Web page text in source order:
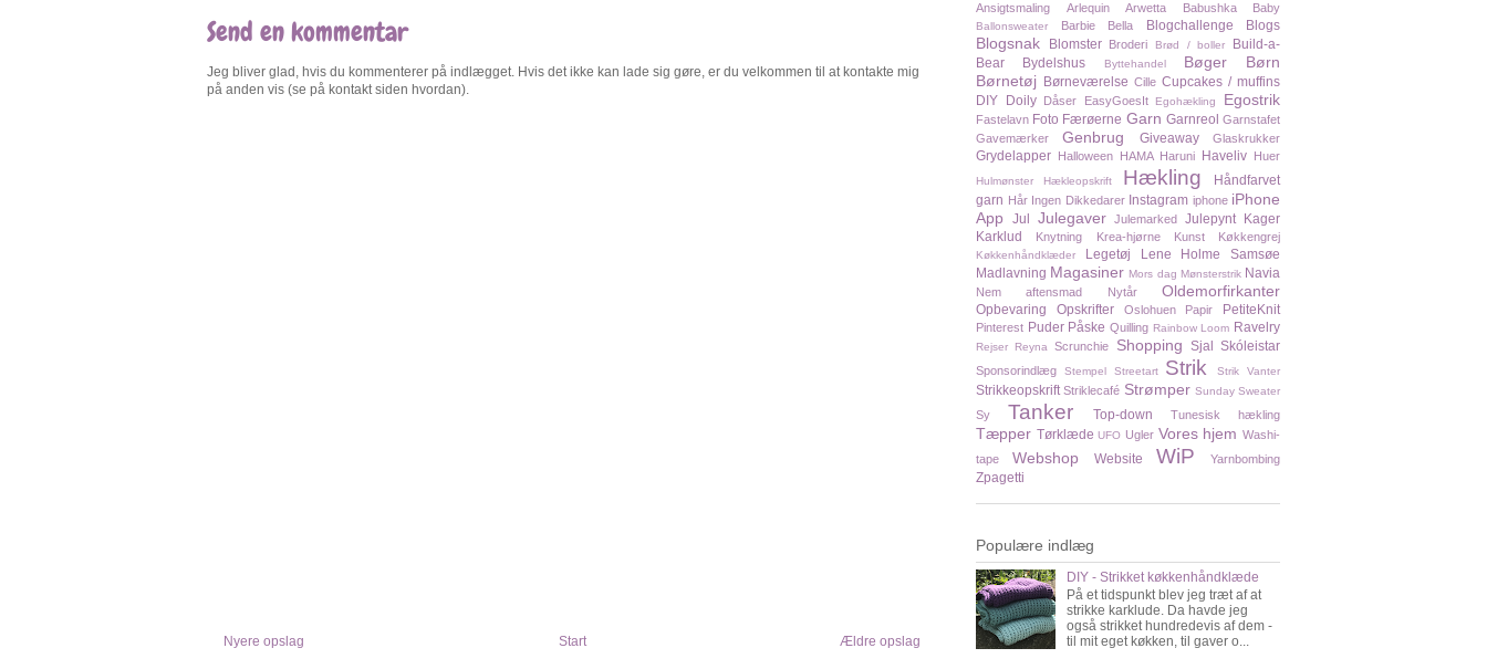
Send en kommentar
Jeg bliver glad, hvis du kommenterer på indlægget. Hvis det ikke kan lade sig gøre, er du velkommen til at kontakte mig
på anden vis (se på kontakt siden hvordan).
Nyere opslag Ældre opslag
Start
Ansigtsmaling Arlequin Arwetta Babushka Baby
Ballonsweater Barbie Bella Blogchallenge Blogs
Blogsnak Blomster Broderi Brød / boller
Build-a-
Bear
Bydelshus Byttehandel Bøger
Børn
Børnetøj Børneværelse Cille Cupcakes / muffins
DIY
Doily Dåser EasyGoesIt Egohækling Egostrik
Fastelavn Foto Færøerne Garn Garnreol Garnstafet
Gavemærker
Genbrug Giveaway Glaskrukker
Grydelapper Halloween HAMA Haruni Haveliv Huer
Hulmønster Hækleopskrift Hækling
Håndfarvet
garn Hår Ingen Dikkedarer Instagram iphone iPhone
App Jul Julegaver Julemarked Julepynt
Kager
Karklud
Knytning Krea-hjørne Kunst Køkkengrej
Køkkenhåndklæder Legetøj
Lene Holme Samsøe
Madlavning Magasiner Mors dag Mønsterstrik Navia
Nem aftensmad Nytår Oldemorfirkanter
Opbevaring Opskrifter Oslohuen Papir PetiteKnit
Pinterest Puder Påske Quilling Rainbow Loom Ravelry
Rejser Reyna Scrunchie Shopping Sjal Skóleistar
Sponsorindlæg Stempel Streetart Strik Strik Vanter
Strikkeopskrift Striklecafé Strømper Sunday Sweater
Sy Tanker Top-down Tunesisk hækling
Tæpper Tørklæde UFO Ugler Vores hjem Washi-
tape
Webshop Website WiP Yarnbombing
Zpagetti
Populære indlæg
DIY - Strikket køkkenhåndklæde
På et tidspunkt blev jeg træt af at
strikke karklude. Da havde jeg
også strikket hundredevis af dem -
til mit eget køkken, til gaver o...